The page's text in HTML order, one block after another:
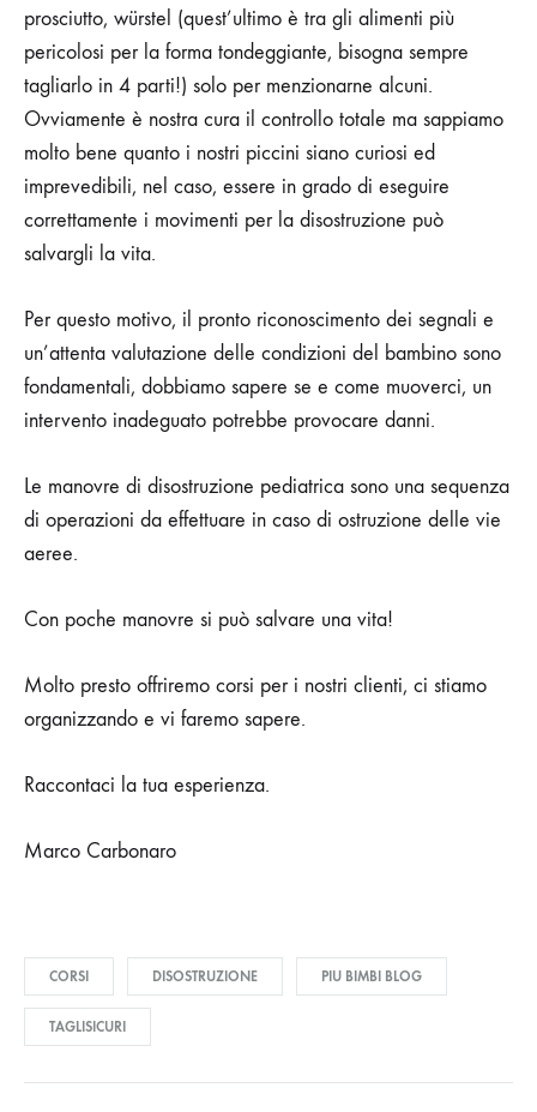
prosciutto, würstel (quest’ultimo è tra gli alimenti più
pericolosi per la forma tondeggiante, bisogna sempre
tagliarlo in 4 parti!) solo per menzionarne alcuni.
Ovviamente è nostra cura il controllo totale ma sappiamo
molto bene quanto i nostri piccini siano curiosi ed
imprevedibili, nel caso, essere in grado di eseguire
correttamente i movimenti per la disostruzione può
salvargli la vita.
Per questo motivo, il pronto riconoscimento dei segnali e
un’attenta valutazione delle condizioni del bambino sono
fondamentali, dobbiamo sapere se e come muoverci, un
intervento inadeguato potrebbe provocare danni.
Le manovre di disostruzione pediatrica sono una sequenza
di operazioni da effettuare in caso di ostruzione delle vie
aeree.
Con poche manovre si può salvare una vita!
Molto presto offriremo corsi per i nostri clienti, ci stiamo
organizzando e vi faremo sapere.
Raccontaci la tua esperienza.
Marco Carbonaro
CORSI DISOSTRUZIONE PIU BIMBI BLOG
TAGLISICURI